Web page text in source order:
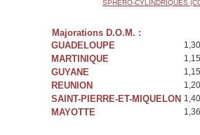
SPHERO-CYLINDRIQUES
Majorations D.O.M. :
GUADELOUPE
MARTINIQUE
GUYANE
REUNION
SAINT-PIERRE-ET-MIQUELON
MAYOTTE